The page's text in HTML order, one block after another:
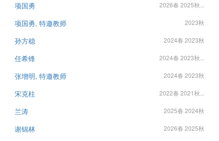
项国勇 2026春 2025秋...
项国勇, 特邀教师 2023秋
孙方稳 2024春 2023秋
任希锋 2024春 2023秋...
张增明, 特邀教师 2024春 2023秋
宋克柱 2022春 2021秋...
兰涛 2025春 2024秋
谢锦林 2026春 2025秋